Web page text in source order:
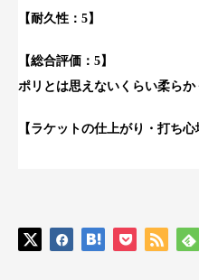
【耐久性：5】
【総合評価：5】
ポリとは思えないくらい柔らか
【ラケットの仕上がり・打ち